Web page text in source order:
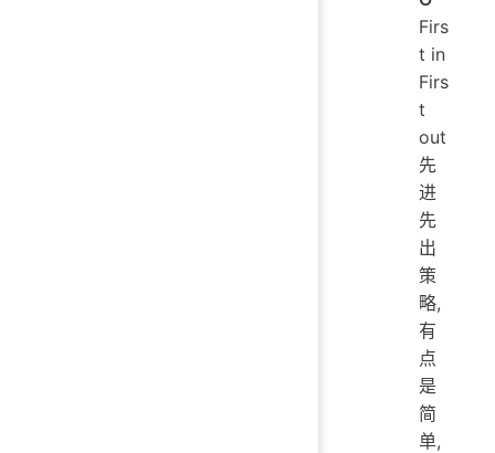
Firs
t in
Firs
t
out
先
进
先
出
策
略,
有
点
是
简
单,